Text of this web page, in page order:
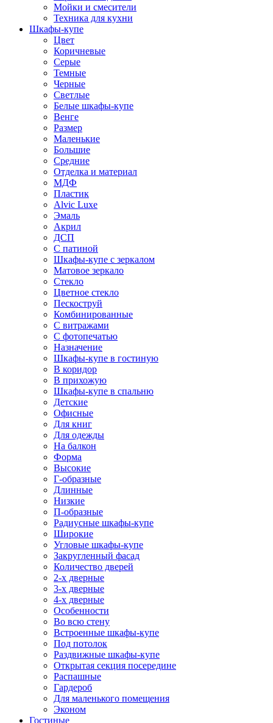
Мойки и смесители
Техника для кухни
Шкафы-купе
Цвет
Коричневые
Серые
Темные
Черные
Светлые
Белые шкафы-купе
Венге
Размер
Маленькие
Большие
Средние
Отделка и материал
МДФ
Пластик
Alvic Luxe
Эмаль
Акрил
ДСП
С патиной
Шкафы-купе с зеркалом
Матовое зеркало
Стекло
Цветное стекло
Пескоструй
Комбинированные
С витражами
С фотопечатью
Назначение
Шкафы-купе в гостиную
В коридор
В прихожую
Шкафы-купе в спальню
Детские
Офисные
Для книг
Для одежды
На балкон
Форма
Высокие
Г-образные
Длинные
Низкие
П-образные
Радиусные шкафы-купе
Широкие
Угловые шкафы-купе
Закругленный фасад
Количество дверей
2-х дверные
3-х дверные
4-х дверные
Особенности
Во всю стену
Встроенные шкафы-купе
Под потолок
Раздвижные шкафы-купе
Открытая секция посередине
Распашные
Гардероб
Для маленького помещения
Эконом
Гостиные